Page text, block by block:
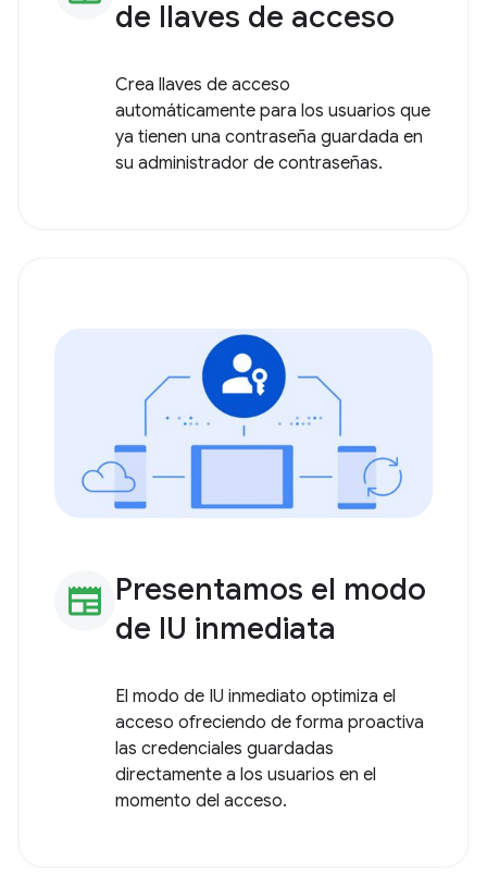
de llaves de acceso
Crea llaves de acceso
automáticamente para los usuarios que
ya tienen una contraseña guardada en
su administrador de contraseñas.
newspaper Presentamos el modo
de IU inmediata
El modo de IU inmediato optimiza el
acceso ofreciendo de forma proactiva
las credenciales guardadas
directamente a los usuarios en el
momento del acceso.